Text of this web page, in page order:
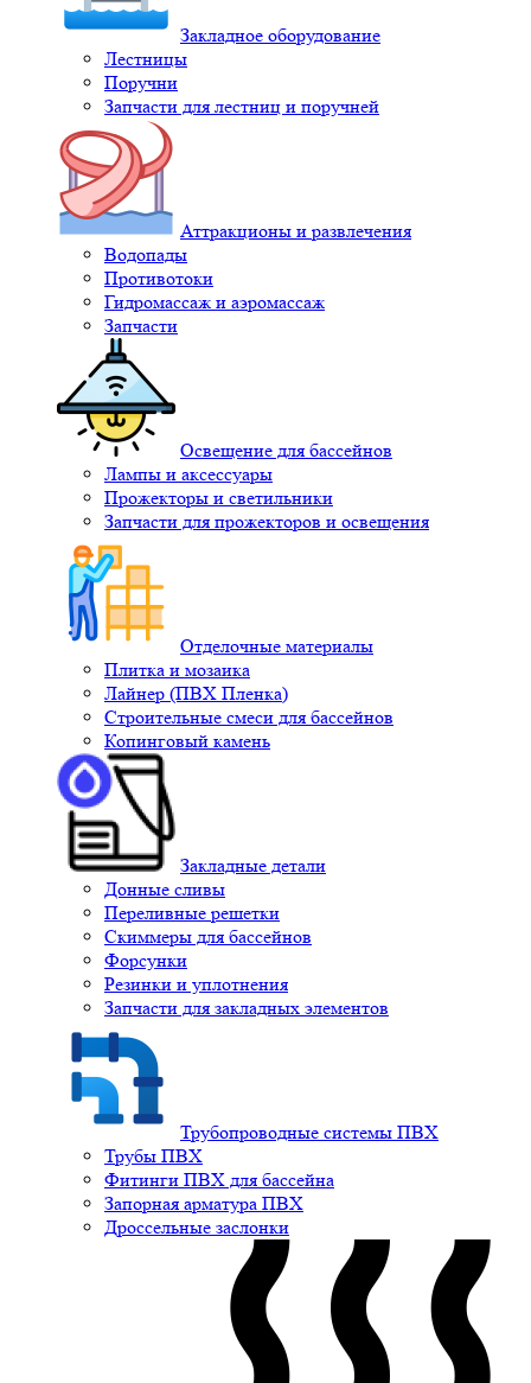
Закладное оборудование
Лестницы
Поручни
Запчасти для лестниц и поручней
Аттракционы и развлечения
Водопады
Противотоки
Гидромассаж и аэромассаж
Запчасти
Освещение для бассейнов
Лампы и аксессуары
Прожекторы и светильники
Запчасти для прожекторов и освещения
Отделочные материалы
Плитка и мозаика
Лайнер (ПВХ Пленка)
Строительные смеси для бассейнов
Копинговый камень
Закладные детали
Донные сливы
Переливные решетки
Скиммеры для бассейнов
Форсунки
Резинки и уплотнения
Запчасти для закладных элементов
Трубопроводные системы ПВХ
Трубы ПВХ
Фитинги ПВХ для бассейна
Запорная арматура ПВХ
Дроссельные заслонки